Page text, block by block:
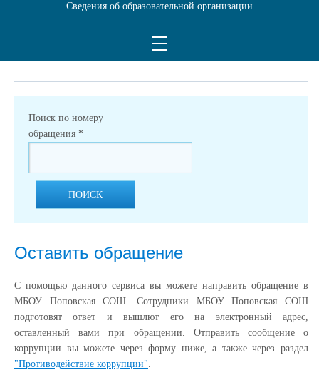
режиме при подаче обращения через электронную форму. Номер
указывали при подаче обращения в электронной форме.
Поиск по номеру
обращения *
ПОИСК
Оставить обращение
С помощью данного сервиса вы можете направить обращение в
МБОУ Поповская СОШ. Сотрудники МБОУ Поповская СОШ
подготовят ответ и вышлют его на электронный адрес,
оставленный вами при обращении. Отправить сообщение о
коррупции вы можете через форму ниже, а также через раздел
"Противодействие коррупции".
Сведения об образовательной организации